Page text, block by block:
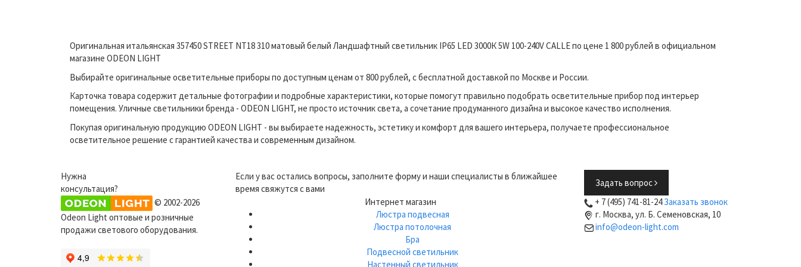
Оригинальная итальянская 357450 STREET NT18 310 матовый белый Ландшафтный светильник IP65 LED 3000К 5W 100-240V CALLE по цене 1 800 рублей в официальном
магазине ODEON LIGHT
Выбирайте оригинальные осветительные приборы по доступным ценам от 800 рублей, с бесплатной доставкой по Москве и России.
Карточка товара содержит детальные фотографии и подробные характеристики, которые помогут правильно подобрать осветительные прибор под интерьер
помещения. Уличные светильники бренда - ODEON LIGHT, не просто источник света, а сочетание продуманного дизайна и высокое качество исполнения.
Покупая оригинальную продукцию ODEON LIGHT - вы выбираете надежность, эстетику и комфорт для вашего интерьера, получаете профессиональное
осветительное решение с гарантией качества и современным дизайном.
Нужна
консультация?
Если у вас остались вопросы, заполните форму и наши специалисты в ближайшее
время свяжутся с вами
Задать вопрос
© 2002-2026
Odeon Light оптовые и розничные
продажи светового оборудования.
Интернет магазин
Люстра подвесная
Люстра потолочная
Бра
Подвесной светильник
Настенный светильник
+ 7 (495) 741-81-24Заказать звонок
г. Москва, ул. Б. Семеновская, 10
info@odeon-light.com